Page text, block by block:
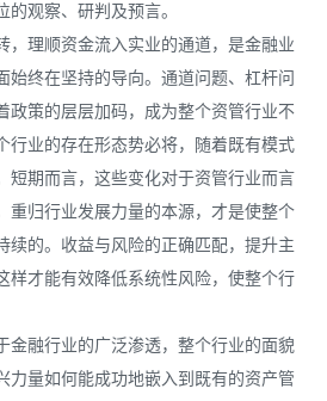
的观察、研判及预言。
，理顺资金流入实业的通道，是金融业
始终在坚持的导向。通道问题、杠杆问
策的层层加码，成为整个资管行业不
行业的存在形态势必将，随着既有模式
短期而言，这些变化对于资管行业而言
重归行业发展力量的本源，才是使整个
续的。收益与风险的正确匹配，提升主
样才能有效降低系统性风险，使整个行
金融行业的广泛渗透，整个行业的面貌
力量如何能成功地嵌入到既有的资产管